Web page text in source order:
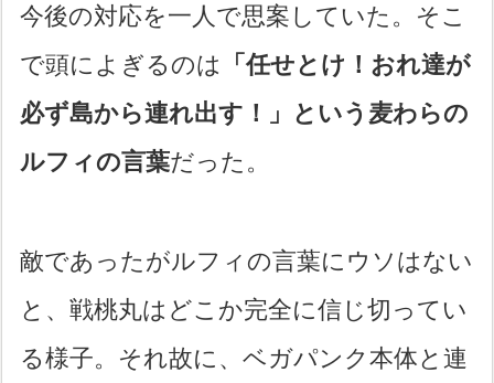
今後の対応を一人で思案していた。そこ
で頭によぎるのは
「任せとけ！おれ達が
必ず島から連れ出す！」という麦わらの
ルフィの言葉だった。
敵であったがルフィの言葉にウソはない
と、戦桃丸はどこか完全に信じ切ってい
る様子。それ故に、ベガパンク本体と連